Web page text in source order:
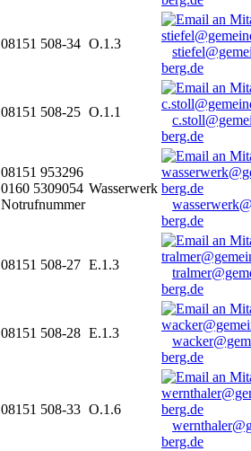
08151 508-34 O.1.3
berg.de
08151 508-25 O.1.1
berg.de
08151 953296
0160 5309054
Notrufnummer
Wasserwerk
berg.de
08151 508-27 E.1.3
berg.de
08151 508-28 E.1.3
berg.de
08151 508-33 O.1.6
berg.de